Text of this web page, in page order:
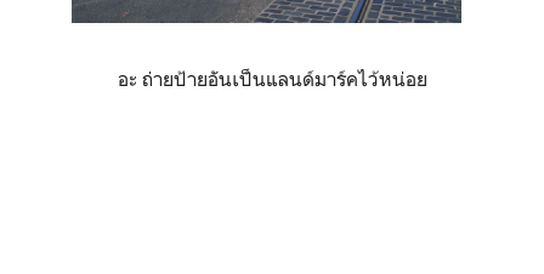
อะ ถ่ายป้ายอันเป็นแลนด์มาร์คไว้หน่อย